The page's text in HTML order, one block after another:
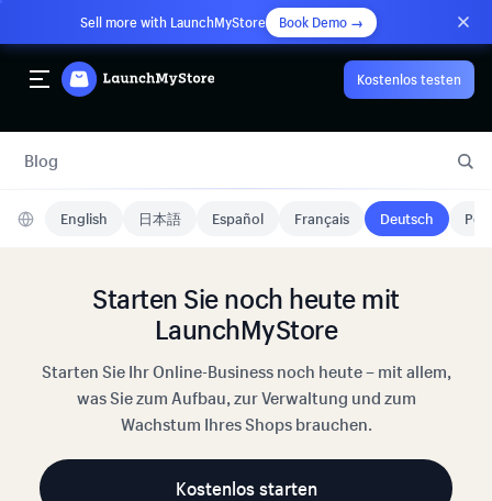
Sell more with LaunchMyStore Book Demo →
Kostenlos testen
Blog
English 日本語 Español Français Deutsch
Starten Sie noch heute mit
LaunchMyStore
Starten Sie Ihr Online-Business noch heute – mit allem,
was Sie zum Aufbau, zur Verwaltung und zum
Wachstum Ihres Shops brauchen.
Kostenlos starten